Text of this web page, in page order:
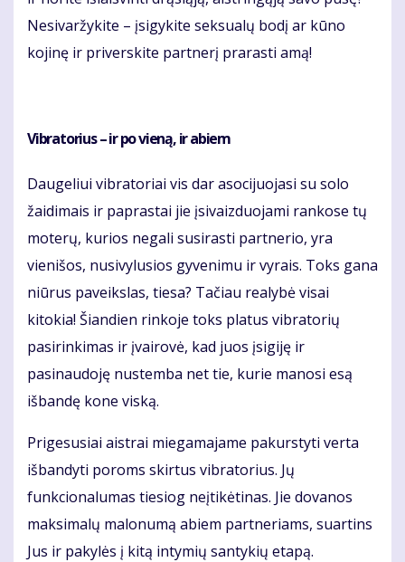
Nesivaržykite – įsigykite seksualų bodį ar kūno
kojinę ir priverskite partnerį prarasti amą!
Vibratorius – ir po vieną, ir abiem
Daugeliui vibratoriai vis dar asocijuojasi su solo
žaidimais ir paprastai jie įsivaizduojami rankose tų
moterų, kurios negali susirasti partnerio, yra
vienišos, nusivylusios gyvenimu ir vyrais. Toks gana
niūrus paveikslas, tiesa? Tačiau realybė visai
kitokia! Šiandien rinkoje toks platus vibratorių
pasirinkimas ir įvairovė, kad juos įsigiję ir
pasinaudoję nustemba net tie, kurie manosi esą
išbandę kone viską.
Prigesusiai aistrai miegamajame pakurstyti verta
išbandyti poroms skirtus vibratorius. Jų
funkcionalumas tiesiog neįtikėtinas. Jie dovanos
maksimalų malonumą abiem partneriams, suartins
Jus ir pakylės į kitą intymių santykių etapą.